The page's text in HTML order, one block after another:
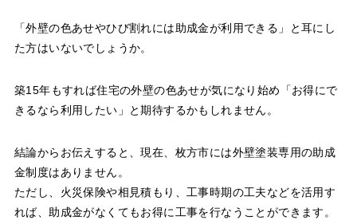
「外壁の色あせやひび割れには助成金が利用できる」と耳にし
た方はいないでしょうか。
築15年もすれば住宅の外壁の色あせが気になり始め「お得にで
きるなら利用したい」と期待するかもしれません。
結論からお伝えすると、現在、枚方市には外壁塗装専用の助成
金制度はありません。
ただし、火災保険や相見積もり、工事時期の工夫などを活用す
れば、助成金がなくてもお得に工事を行なうことができます。